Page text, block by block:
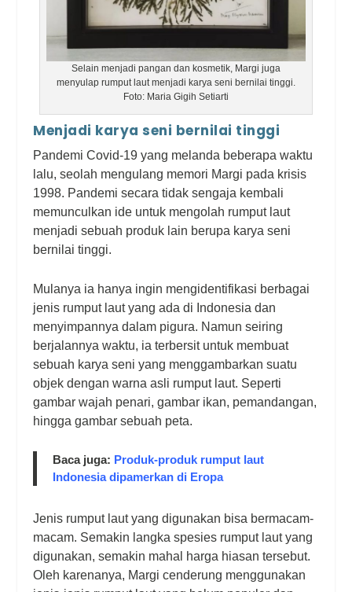
Selain menjadi pangan dan kosmetik, Margi juga
menyulap rumput laut menjadi karya seni bernilai tinggi.
Foto: Maria Gigih Setiarti
Menjadi karya seni bernilai tinggi
Pandemi Covid-19 yang melanda beberapa waktu
lalu, seolah mengulang memori Margi pada krisis
1998. Pandemi secara tidak sengaja kembali
memunculkan ide untuk mengolah rumput laut
menjadi sebuah produk lain berupa karya seni
bernilai tinggi.
Mulanya ia hanya ingin mengidentifikasi berbagai
jenis rumput laut yang ada di Indonesia dan
menyimpannya dalam pigura. Namun seiring
berjalannya waktu, ia terbersit untuk membuat
sebuah karya seni yang menggambarkan suatu
objek dengan warna asli rumput laut. Seperti
gambar wajah penari, gambar ikan, pemandangan,
hingga gambar sebuah peta.
Baca juga: Produk-produk rumput laut
Indonesia dipamerkan di Eropa
Jenis rumput laut yang digunakan bisa bermacam-
macam. Semakin langka spesies rumput laut yang
digunakan, semakin mahal harga hiasan tersebut.
Oleh karenanya, Margi cenderung menggunakan